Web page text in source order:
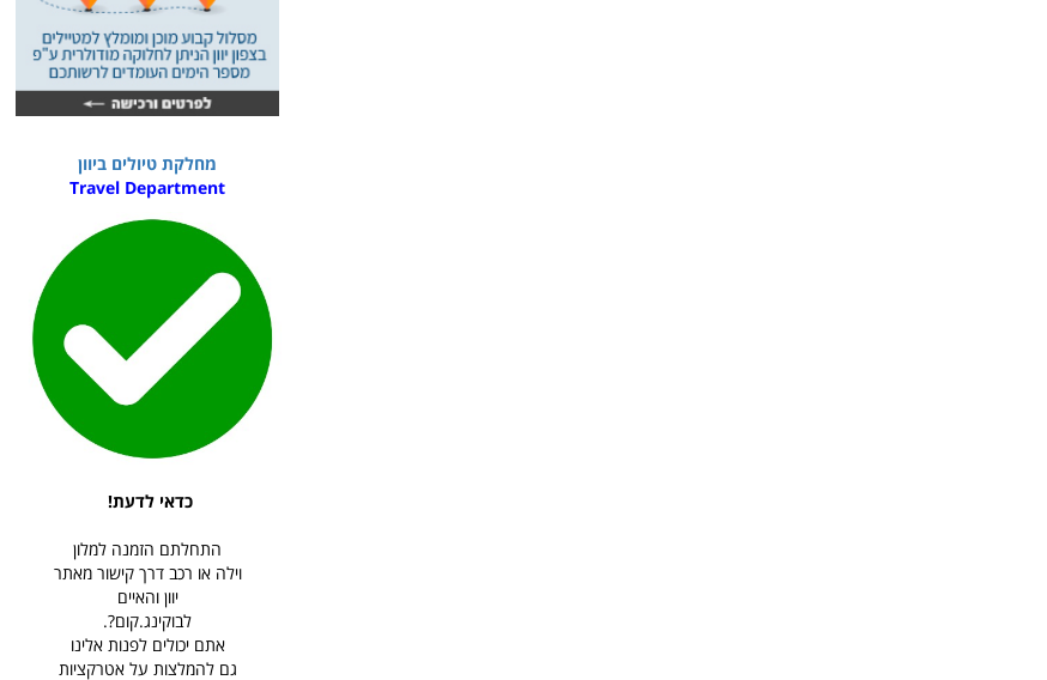
מחלקת טיולים ביוון
Travel Department
כדאי לדעת!
התחלתם הזמנה למלון
וילה או רכב דרך קישור מאתר
יוון והאיים
לבוקינג.קום?.
אתם יכולים לפנות אלינו
גם להמלצות על אטרקציות